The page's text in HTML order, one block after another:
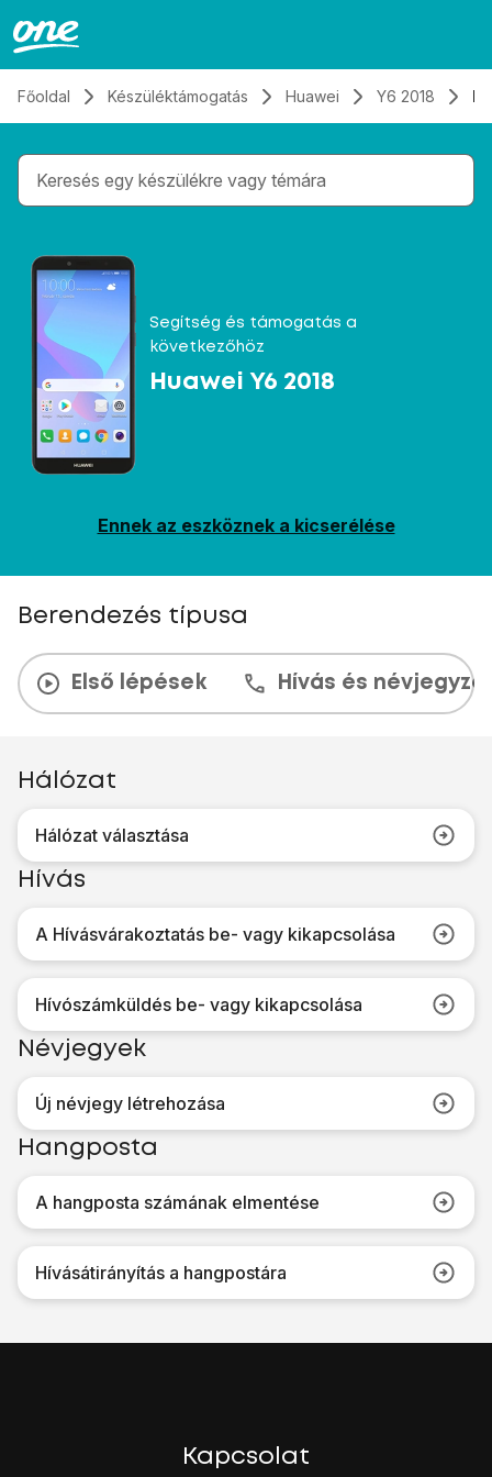
Főoldal Készüléktámogatás Huawei Y6 2018
Gépelés közben megjelennek a keresési
Segítség és támogatás a
következőhöz
Huawei Y6 2018
Ennek az eszköznek a kicserélése
Berendezés típusa
Első lépések Hívás és
Hálózat
Hálózat választása
Hívás
A Hívásvárakoztatás be- vagy kikapcsolása
Hívószámküldés be- vagy kikapcsolása
Névjegyek
Új névjegy létrehozása
Hangposta
A hangposta számának elmentése
Hívásátirányítás a hangpostára
Kapcsolat